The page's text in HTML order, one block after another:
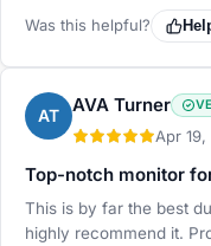
Was this helpful?
AT AVA Turner
Apr
Top-notch monitor
This is by far the best
highly recommend it.